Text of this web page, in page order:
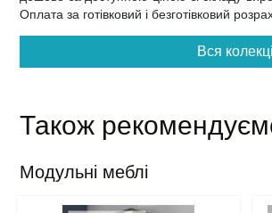
Оплата за готівковий і безготівковий
Вся
Також
Модульні меблі